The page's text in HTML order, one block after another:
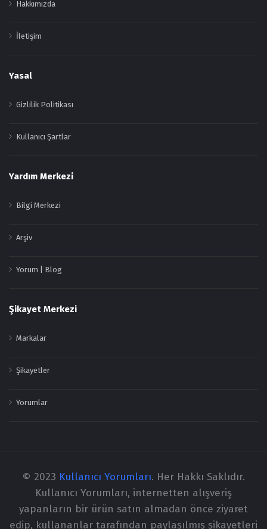
Hakkımızda
İletişim
Yasal
Gizlilik Politikası
Kullanıcı Şartlar
Yardım Merkezi
Bilgi Merkezi
Arşiv
Yorum | Blog
Şikayet Merkezi
Markalar
Şikayetler
Yorumlar
© 2023 Kullanıcı Yorumları. Her Hakkı Saklıdır.
Kullanıcı Yorumları, internetten alışveriş
yapanların bir ürün satın almadan önce ziyaret
edip, kullananlar tarafından paylaşılmış şikayetleri